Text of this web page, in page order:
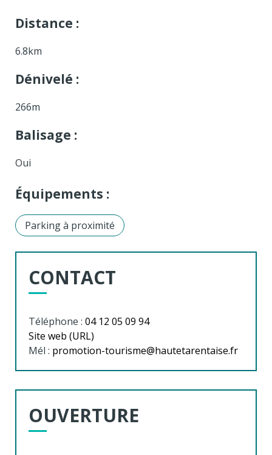
Distance :
6.8km
Dénivelé :
266m
Balisage :
Oui
Équipements :
Parking à proximité
CONTACT
Téléphone : 04 12 05 09 94
Site web (URL)
Mél : promotion-tourisme@hautetarentaise.fr
OUVERTURE